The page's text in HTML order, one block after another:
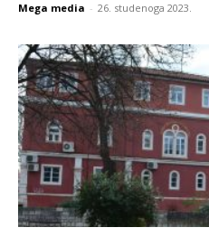
Mega media - 26. studenoga 2023.